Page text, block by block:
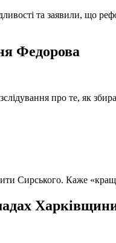
та заявили, що
Федорова
про те, як
Сирського. Каже